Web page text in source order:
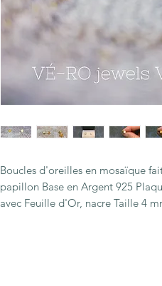
Boucles d'oreilles en mosaïque
papillon Base en Argent 925
avec Feuille d'Or, nacre Taille 4